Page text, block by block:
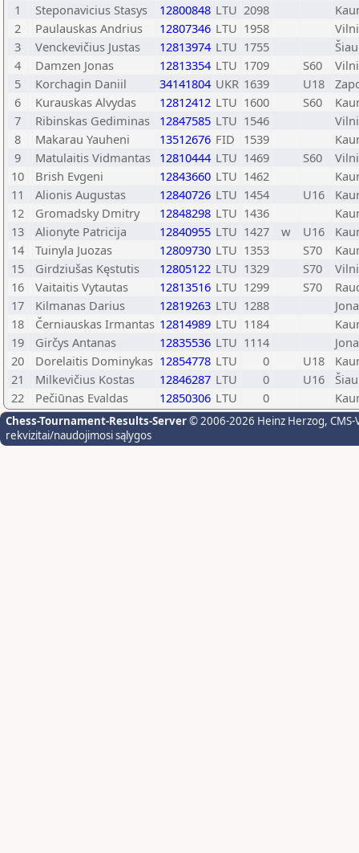
1
Steponavicius Stasys 12800848 LTU 2098
2
Paulauskas Andrius 12807346 LTU 1958
3
Venckevičius Justas 12813974 LTU 1755
4
Damzen Jonas 12813354 LTU 1709 S60
5
Korchagin Daniil 34141804 UKR 1639 U18
6
Kurauskas Alvydas 12812412 LTU 1600 S60
7
Ribinskas Gediminas 12847585 LTU 1546
8
Makarau Yauheni 13512676 FID 1539
9
Matulaitis Vidmantas 12810444 LTU 1469 S60
10
Brish Evgeni 12843660 LTU 1462
11
Alionis Augustas 12840726 LTU 1454 U16
12
Gromadsky Dmitry 12848298 LTU 1436
13
Alionyte Patricija 12840955 LTU 1427 w U16
14
Tuinyla Juozas 12809730 LTU 1353 S70
15
Girdziušas Kęstutis 12805122 LTU 1329 S70
16
Vaitaitis Vytautas 12813516 LTU 1299 S70
17
Kilmanas Darius 12819263 LTU 1288
18
Černiauskas Irmantas 12814989 LTU 1184
19
Girčys Antanas 12835536 LTU 1114
20
Dorelaitis Dominykas 12854778 LTU 0 U18
21
Milkevičius Kostas 12846287 LTU 0 U16
22
Pečiūnas Evaldas 12850306 LTU 0
Chess-Tournament-Results-Server© 2006-2026 Heinz Herzog,
rekvizitai/naudojimosi sąlygos